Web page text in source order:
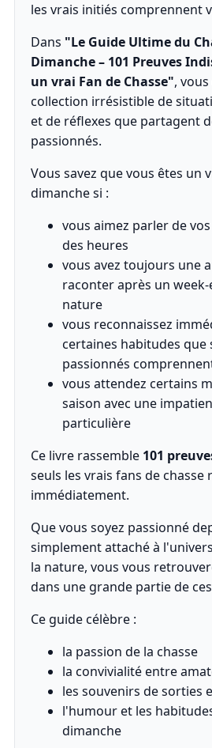
les vrais initiés comprennent
Dans "Le Guide Ultime du
Dimanche – 101 Preuves
un vrai Fan de Chasse",
collection irrésistible de
et de réflexes que partagent
passionnés.
Vous savez que vous êtes un
dimanche si :
vous aimez parler de
des heures
vous avez toujours une
raconter après un
nature
vous reconnaissez
certaines habitudes que
passionnés
vous attendez certains
saison avec une
particulière
Ce livre rassemble 101
seuls les vrais fans de
immédiatement.
Que vous soyez passionné
simplement attaché à
la nature, vous vous
dans une grande partie de
Ce guide célèbre :
la passion de la chasse
la convivialité entre
les souvenirs de sorties
l'humour et les
dimanche